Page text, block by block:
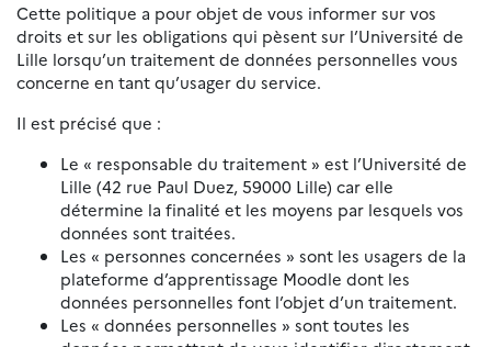
Cette politique a pour objet de vous informer sur vos
droits et sur les obligations qui pèsent sur l’Université de
Lille lorsqu’un traitement de données personnelles vous
concerne en tant qu’usager du service.
Il est précisé que :
Le « responsable du traitement » est l’Université de
Lille (42 rue Paul Duez, 59000 Lille) car elle
détermine la finalité et les moyens par lesquels vos
données sont traitées.
Les « personnes concernées » sont les usagers de la
plateforme d’apprentissage Moodle dont les
données personnelles font l’objet d’un traitement.
Les « données personnelles » sont toutes les